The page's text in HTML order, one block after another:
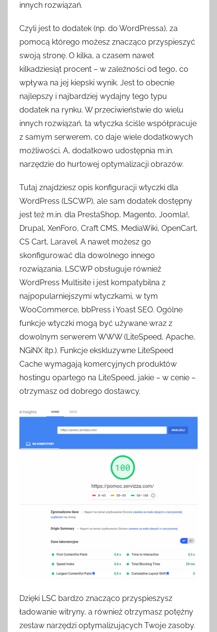
innych rozwiązań.
Czyli jest to dodatek (np. do WordPressa), za
pomocą którego możesz znacząco przyspieszyć
swoją stronę. O kilka, a czasem nawet
kilkadziesiąt procent – w zależności od tego, co
wpływa na jej kiepski wynik. Jest to obecnie
najlepszy i najbardziej wydajny tego typu
dodatek na rynku. W przeciwieństwie do wielu
innych rozwiązań, ta wtyczka ściśle współpracuje
z samym serwerem, co daje wiele dodatkowych
możliwości. A, dodatkowo udostępnia m.in.
narzędzie do hurtowej optymalizacji obrazów.
Tutaj znajdziesz opis konfiguracji wtyczki dla
WordPress (LSCWP), ale sam dodatek dostępny
jest też m.in. dla PrestaShop, Magento, Joomla!,
Drupal, XenForo, Craft CMS, MediaWiki, OpenCart,
CS Cart, Laravel. A nawet możesz go
skonfigurować dla dowolnego innego
rozwiązania. LSCWP obsługuje również
WordPress Multisite i jest kompatybilna z
najpopularniejszymi wtyczkami, w tym
WooCommerce, bbPress i Yoast SEO. Ogólne
funkcje wtyczki mogą być używane wraz z
dowolnym serwerem WWW (LiteSpeed, Apache,
NGiNX itp.). Funkcje ekskluzywne LiteSpeed
Cache ​​wymagają komercyjnych produktów
hostingu opartego na LiteSpeed, jakie – w cenie –
otrzymasz od dobrego dostawcy.
Dzięki LSC bardzo znacząco przyspieszysz
ładowanie witryny, a również otrzymasz potężny
zestaw narzędzi optymalizujących Twoje zasoby.